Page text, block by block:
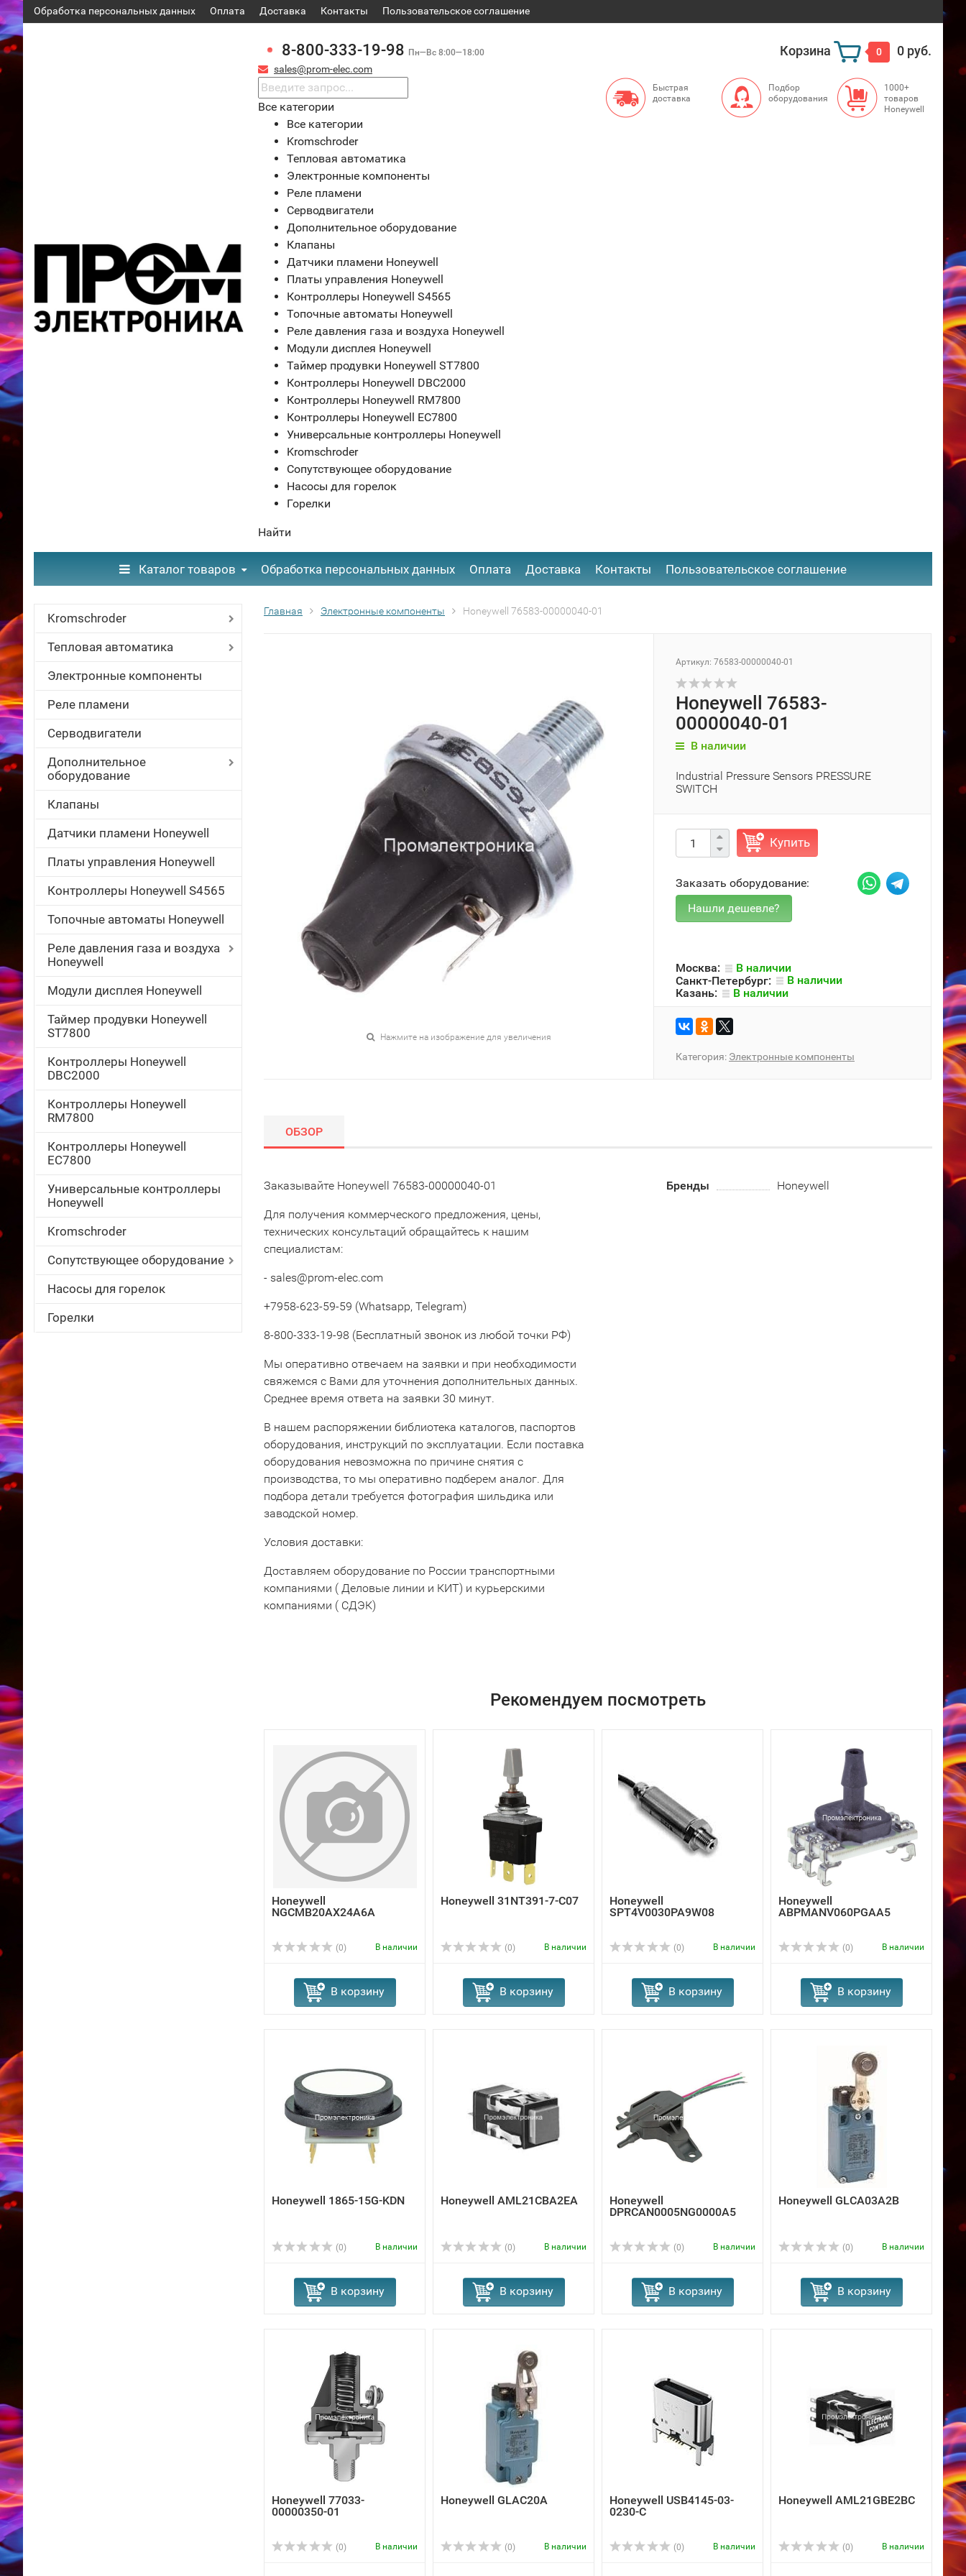
Обработка персональных данных Оплата Доставка Контакты ​Пользовательское соглашение
8-800-333-19-98 Пн—Вс 8:00—18:00
sales@prom-elec.com
Корзина 0 0 руб.
Все категории
Все категории
Kromschroder
Тепловая автоматика
Электронные компоненты
Реле пламени
Серводвигатели
Дополнительное оборудование
Клапаны
Датчики пламени Honeywell
Платы управления Honeywell
Контроллеры Honeywell S4565
Топочные автоматы Honeywell
Реле давления газа и воздуха Honeywell
Модули дисплея Honeywell
Таймер продувки Honeywell ST7800
Контроллеры Honeywell DBC2000
Контроллеры Honeywell RM7800
Контроллеры Honeywell EC7800
Универсальные контроллеры Honeywell
Kromschroder
Сопутствующее оборудование
Насосы для горелок
Горелки
Найти
Быстрая
доставка
Подбор
оборудования
1000+
товаров
Honeywell
Каталог товаров Обработка персональных данных Оплата Доставка Контакты ​Пользовательское соглашение
Kromschroder
Тепловая автоматика
Электронные компоненты
Реле пламени
Серводвигатели
Дополнительное
оборудование
Клапаны
Датчики пламени Honeywell
Платы управления Honeywell
Контроллеры Honeywell S4565
Топочные автоматы Honeywell
Реле давления газа и воздуха
Honeywell
Модули дисплея Honeywell
Таймер продувки Honeywell
ST7800
Контроллеры Honeywell
DBC2000
Контроллеры Honeywell
RM7800
Контроллеры Honeywell
EC7800
Универсальные контроллеры
Honeywell
Kromschroder
Сопутствующее оборудование
Насосы для горелок
Горелки
Главная Электронные компоненты Honeywell 76583-00000040-01
Нажмите на изображение для увеличения
Артикул: 76583-00000040-01
Honeywell 76583-
00000040-01
В наличии
Industrial Pressure Sensors PRESSURE
SWITCH
Купить
Заказать оборудование:
Москва:
В наличии
Санкт-Петербург:
В наличии
Казань:
В наличии
Категория: Электронные компоненты
ОБЗОР
Заказывайте Honeywell 76583-00000040-01
Для получения коммерческого предложения, цены,
технических консультаций обращайтесь к нашим
специалистам:
- sales@prom-elec.com
+7958-623-59-59 (Whatsapp, Telegram)
8-800-333-19-98 (Бесплатный звонок из любой точки РФ)
Мы оперативно отвечаем на заявки и при необходимости
свяжемся с Вами для уточнения дополнительных данных.
Среднее время ответа на заявки 30 минут.
В нашем распоряжении библиотека каталогов, паспортов
оборудования, инструкций по эксплуатации. Если поставка
оборудования невозможна по причине снятия с
производства, то мы оперативно подберем аналог. Для
подбора детали требуется фотография шильдика или
заводской номер.
Условия доставки:
Доставляем оборудование по России транспортными
компаниями ( Деловые линии и КИТ) и курьерскими
компаниями ( СДЭК)
Бренды Honeywell
Рекомендуем посмотреть
Honeywell
NGCMB20AX24A6A
(0) В наличии
В корзину
Honeywell 31NT391-7-C07
(0) В наличии
В корзину
Honeywell
SPT4V0030PA9W08
(0) В наличии
В корзину
Honeywell
ABPMANV060PGAA5
(0) В наличии
В корзину
Honeywell 1865-15G-KDN
(0) В наличии
В корзину
Honeywell AML21CBA2EA
(0) В наличии
В корзину
Honeywell
DPRCAN0005NG0000A5
(0) В наличии
В корзину
Honeywell GLCA03A2B
(0) В наличии
В корзину
Honeywell 77033-
00000350-01
(0) В наличии
Honeywell GLAC20A
(0) В наличии
Honeywell USB4145-03-
0230-C
(0) В наличии
Honeywell AML21GBE2BC
(0) В наличии